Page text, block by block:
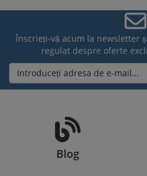
Înscrieți-vă acum la newsletter
regulat despre oferte
Introduceți adresa de e-mail...
Blog